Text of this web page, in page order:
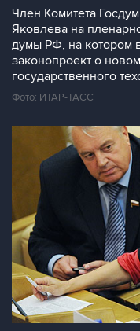
Член Комитета
Яковлева на
думы РФ, на котором
законопроект о
государственного
Фото: ИТАР-ТАСС